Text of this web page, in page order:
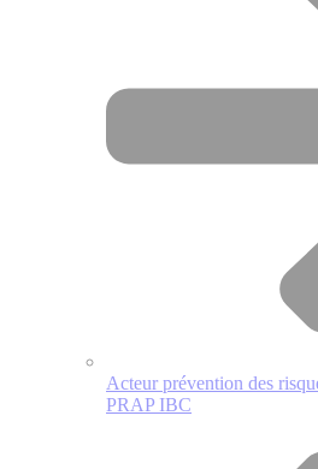
Acteur prévention des
PRAP IBC